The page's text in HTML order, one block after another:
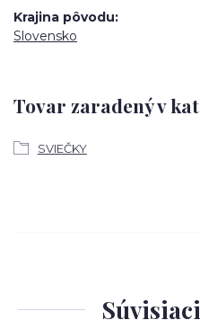
Krajina pôvodu
Slovensko
Tovar zaradený v
SVIEČKY